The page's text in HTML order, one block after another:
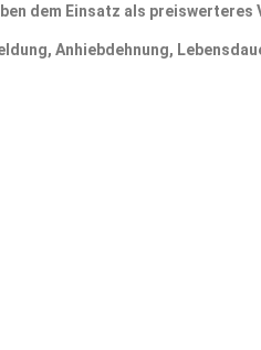
dem Einsatz als
Anhiebdehnung,